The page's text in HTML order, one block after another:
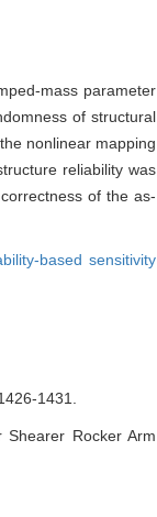
mass parameter
of structural
nonlinear mapping
reliability was
of the as-
based sensitivity
1431.
Rocker Arm